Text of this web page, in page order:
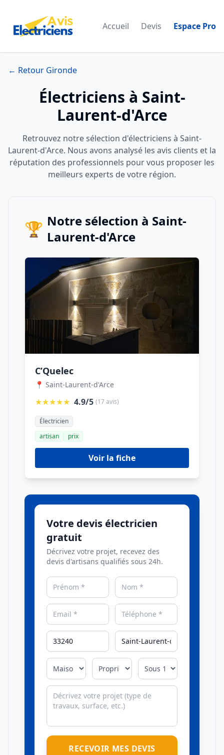
Accueil Devis Espace Pro
← Retour Gironde
Électriciens à Saint-
Laurent-d'Arce
Retrouvez notre sélection d'électriciens à Saint-
Laurent-d'Arce. Nous avons analysé les avis clients et la
réputation des professionnels pour vous proposer les
meilleurs experts de votre région.
🏆 Notre sélection à Saint-
Laurent-d'Arce
C’Quelec
📍 Saint-Laurent-d'Arce
★★★★★ 4.9/5 (17 avis)
Électricien
artisan
prix
Voir la fiche
Votre devis électricien
gratuit
Décrivez votre projet, recevez des
devis d'artisans qualifiés sous 24h.
RECEVOIR MES DEVIS